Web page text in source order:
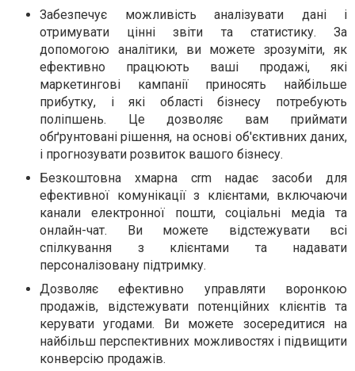
Забезпечує можливість аналізувати дані і
отримувати цінні звіти та статистику. За
допомогою аналітики, ви можете зрозуміти, як
ефективно працюють ваші продажі, які
маркетингові кампанії приносять найбільше
прибутку, і які області бізнесу потребують
поліпшень. Це дозволяє вам приймати
обґрунтовані рішення, на основі об'єктивних даних,
і прогнозувати розвиток вашого бізнесу.
Безкоштовна хмарна crm надає засоби для
ефективної комунікації з клієнтами, включаючи
канали електронної пошти, соціальні медіа та
онлайн-чат. Ви можете відстежувати всі
спілкування з клієнтами та надавати
персоналізовану підтримку.
Дозволяє ефективно управляти воронкою
продажів, відстежувати потенційних клієнтів та
керувати угодами. Ви можете зосередитися на
найбільш перспективних можливостях і підвищити
конверсію продажів.